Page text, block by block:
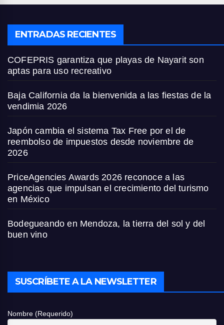
ENTRADAS RECIENTES
COFEPRIS garantiza que playas de Nayarit son
aptas para uso recreativo
Baja California da la bienvenida a las fiestas de la
vendimia 2026
Japón cambia el sistema Tax Free por el de
reembolso de impuestos desde noviembre de
2026
PriceAgencies Awards 2026 reconoce a las
agencias que impulsan el crecimiento del turismo
en México
Bodegueando en Mendoza, la tierra del sol y del
buen vino
SUSCRÍBETE A LA NEWSLETTER
Nombre (Requerido)